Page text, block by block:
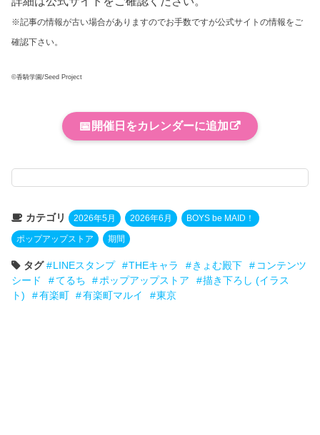
※記事の情報が古い場合がありますのでお手数ですが公式サイトの情報をご
確認下さい。
©香騎学園/Seed Project
📅 開催日をカレンダーに追加
カテゴリ 2026年5月 2026年6月 BOYS be MAID！
ポップアップストア 期間
タグ LINEスタンプ THEキャラ きょむ殿下
コンテンツ
シード
てるち ポップアップストア
描き下ろし (イラス
ト)
有楽町 有楽町マルイ 東京